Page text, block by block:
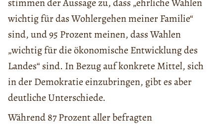
stimmen der Aussage zu, dass „ehrliche Wahlen
wichtig für das Wohlergehen meiner Familie“
sind, und 95 Prozent meinen, dass Wahlen
„wichtig für die ökonomische Entwicklung des
Landes“ sind. In Bezug auf konkrete Mittel, sich
in der Demokratie einzubringen, gibt es aber
deutliche Unterschiede.
Während 87 Prozent aller befragten